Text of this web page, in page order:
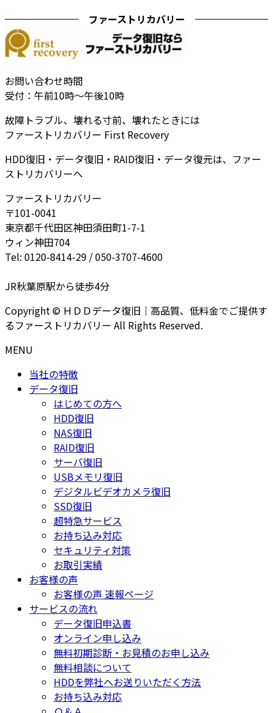
ファーストリカバリー
お問い合わせ時間
受付：午前10時～午後10時
故障トラブル、壊れる寸前、壊れたときには
ファーストリカバリー First Recovery
HDD復旧・データ復旧・RAID復旧・データ復元は、ファー
ストリカバリーへ
ファーストリカバリー
〒101-0041
東京都千代田区神田須田町1-7-1
ウィン神田704
Tel: 0120-8414-29 / 050-3707-4600
JR秋葉原駅から徒歩4分
Copyright © ＨＤＤデータ復旧｜高品質、低料金でご提供す
るファーストリカバリー All Rights Reserved.
MENU
当社の特徴
データ復旧
はじめての方へ
HDD復旧
NAS復旧
RAID復旧
サーバ復旧
USBメモリ復旧
デジタルビデオカメラ復旧
SSD復旧
超特急サービス
お持ち込み対応
セキュリティ対策
お取引実績
お客様の声
お客様の声 速報ページ
サービスの流れ
データ復旧申込書
オンライン申し込み
無料初期診断・お見積のお申し込み
無料相談について
HDDを弊社へお送りいただく方法
お持ち込み対応